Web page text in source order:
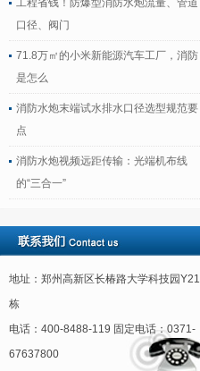
工程省钱！防爆型消防水炮流量、管道
口径、阀门
71.8万㎡的小米新能源汽车工厂，消防
是怎么
消防水炮末端试水排水口径选型规范要
点
消防水炮视频远距传输：光端机布线
的“三合一”
地址：郑州高新区长椿路大学科技园Y21
栋
电话：400-8488-119 固定电话：0371-
67637800